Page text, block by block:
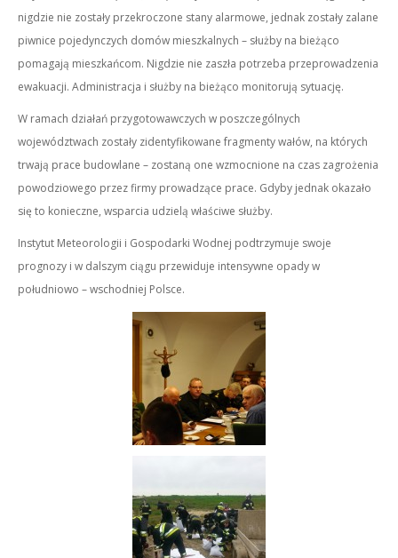
nigdzie nie zostały przekroczone stany alarmowe, jednak zostały zalane
piwnice pojedynczych domów mieszkalnych – służby na bieżąco
pomagają mieszkańcom. Nigdzie nie zaszła potrzeba przeprowadzenia
ewakuacji. Administracja i służby na bieżąco monitorują sytuację.
W ramach działań przygotowawczych w poszczególnych
województwach zostały zidentyfikowane fragmenty wałów, na których
trwają prace budowlane – zostaną one wzmocnione na czas zagrożenia
powodziowego przez firmy prowadzące prace. Gdyby jednak okazało
się to konieczne, wsparcia udzielą właściwe służby.
Instytut Meteorologii i Gospodarki Wodnej podtrzymuje swoje
prognozy i w dalszym ciągu przewiduje intensywne opady w
południowo – wschodniej Polsce.